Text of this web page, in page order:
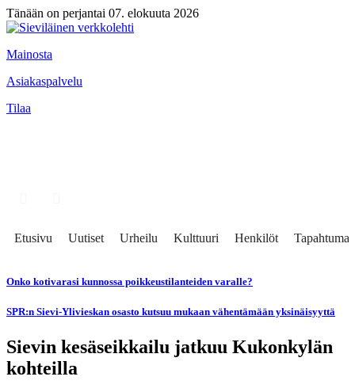
Tänään on perjantai 07. elokuuta 2026
Mainosta
Asiakaspalvelu
Tilaa
Etusivu Uutiset Urheilu Kulttuuri Henkilöt Tapahtumat
Onko kotivarasi kunnossa poikkeustilanteiden varalle?
SPR:n Sievi-Ylivieskan osasto kutsuu mukaan vähentämään yksinäisyyttä
Sievin kesäseikkailu jatkuu Kukonkylän
kohteilla